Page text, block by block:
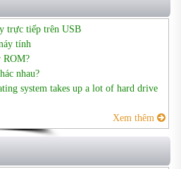
trực tiếp trên USB
tính
ROM?
nhau?
system takes up a lot of hard drive
Xem thêm